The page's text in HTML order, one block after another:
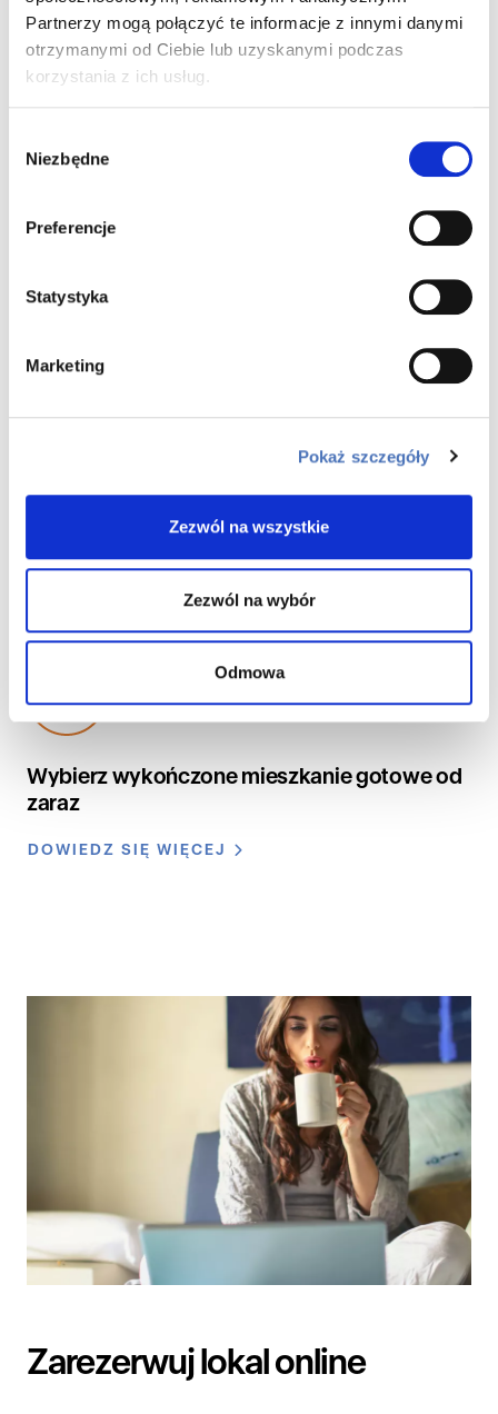
Partnerzy mogą połączyć te informacje z innymi danymi
otrzymanymi od Ciebie lub uzyskanymi podczas
korzystania z ich usług.
zgody
Niezbędne
Preferencje
Statystyka
Marketing
Pokaż szczegóły
Zezwól na wszystkie
Zezwól na wybór
Odmowa
Skorzystaj z nowatorskiego dwupaku inwestycyjnego, aby
Wybierz wykończone mieszkanie gotowe od
zaraz
DOWIEDZ SIĘ WIĘCEJ
Zarezerwuj lokal online